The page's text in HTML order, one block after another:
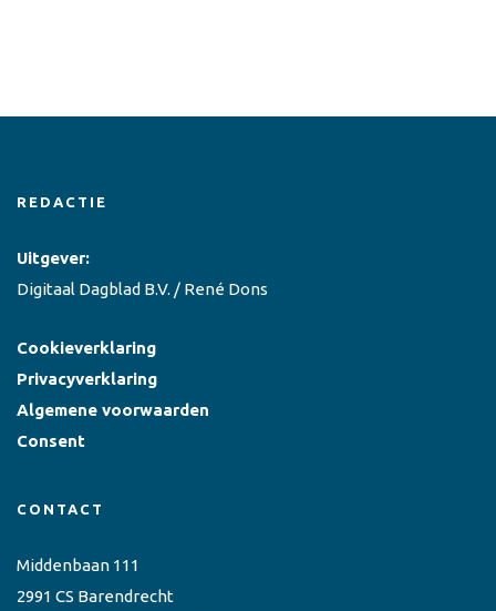
REDACTIE
Uitgever:
Digitaal Dagblad B.V. / René Dons
Cookieverklaring
Privacyverklaring
Algemene voorwaarden
Consent
CONTACT
Middenbaan 111
2991 CS Barendrecht